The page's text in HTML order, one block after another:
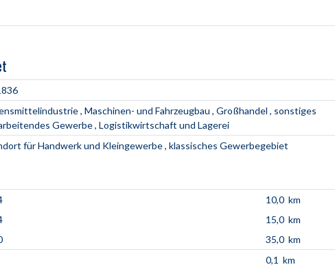
Maschinen- und Fahrzeugbau Großhandel
sonstiges
Gewerbe Logistikwirtschaft und Lagerei
für Handwerk und Kleingewerbe klassisches Gewerbegebiet
10,0 km
15,0 km
35,0 km
0,1 km